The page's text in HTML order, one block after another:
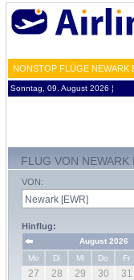
NONSTOP FLÜGE NEWARK
Sonntag, 09. August 2026 ¦
FLUG VON NEWARK
VON:
Hinflug:
August 2026
Mo
Di Mi Do Fr
27 28 29 30 31